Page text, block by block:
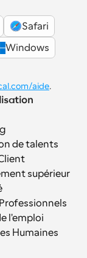
Safari
Windows
aide.
de talents
supérieur
l'emploi
Humaines